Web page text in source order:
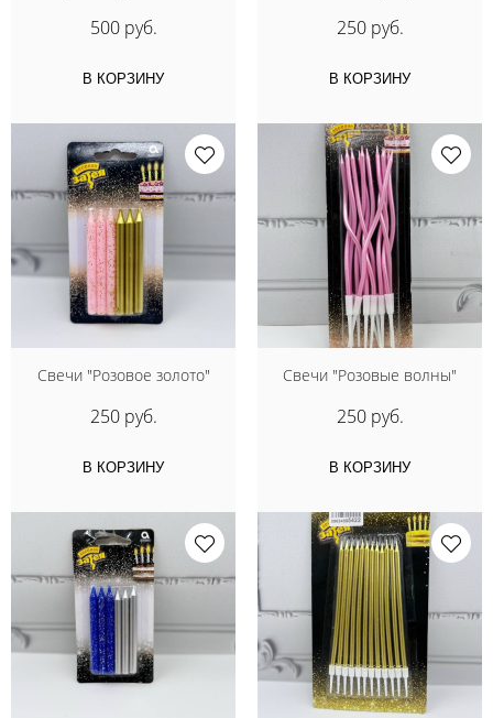
500 руб.
В КОРЗИНУ
250 руб.
В КОРЗИНУ
Свечи "Розовое золото"
250 руб.
В КОРЗИНУ
Свечи "Розовые волны"
250 руб.
В КОРЗИНУ